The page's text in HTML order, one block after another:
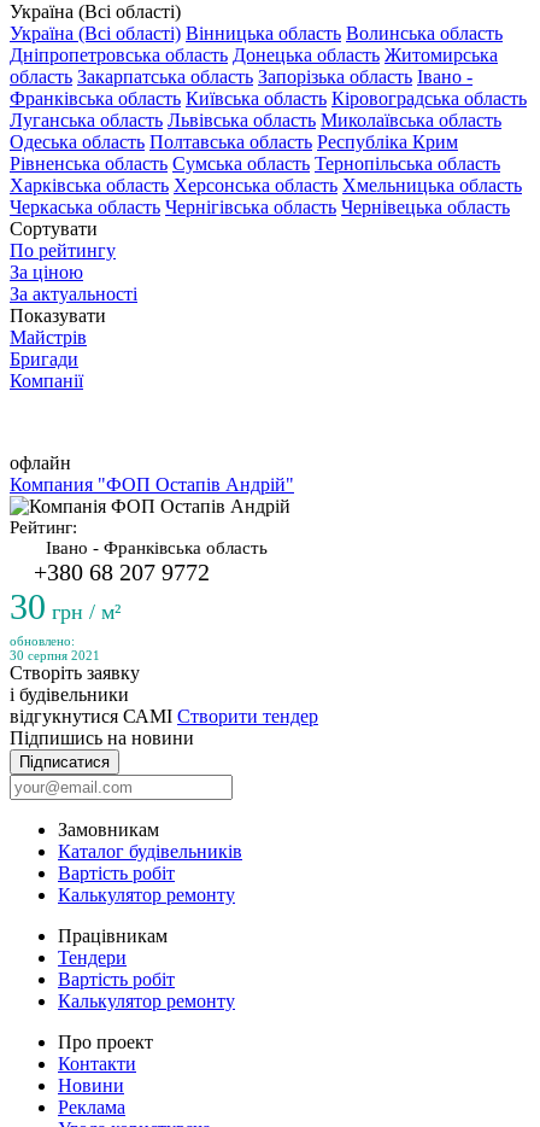
Україна (Всі області)
Україна (Всі області) Вінницька область Волинська область
Дніпропетровська область Донецька область Житомирська
область Закарпатська область Запорізька область Івано -
Франківська область Київська область Кіровоградська область
Луганська область Львівська область Миколаївська область
Одеська область Полтавська область Республіка Крим
Рівненська область Сумська область Тернопільська область
Харківська область Херсонська область Хмельницька область
Черкаська область Чернігівська область Чернівецька область
Сортувати
По рейтингу
За ціною
За актуальності
Показувати
Майстрів
Бригади
Компанії
офлайн
Компания "ФОП Остапів Андрій"
Рейтинг:
Івано - Франківська область
+380 68 207 9772
30 грн / м²
обновлено:
30 серпня 2021
Створіть заявку
і будівельники
відгукнутися САМІ Створити тендер
Підпишись на новини
Підписатися
Замовникам
Каталог будівельників
Вартість робіт
Калькулятор ремонту
Працівникам
Тендери
Вартість робіт
Калькулятор ремонту
Про проект
Контакти
Новини
Реклама